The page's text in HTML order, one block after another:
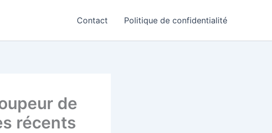
Contact Politique de confidentialité
de
récents